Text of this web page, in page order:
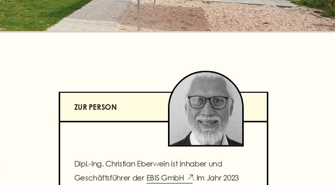
ZUR PERSON
Dipl.-Ing. Christian Eberwein ist Inhaber und
Geschäftsführer der EBIS GmbH
. Im Jahr 2023